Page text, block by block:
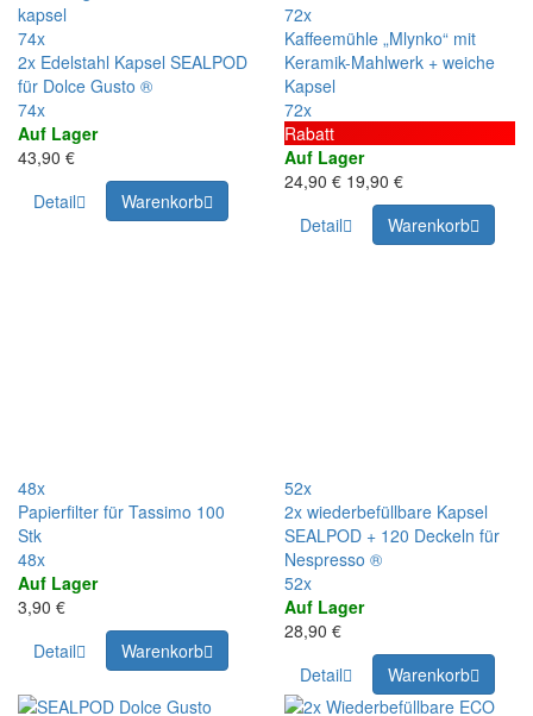
74x
2x Edelstahl Kapsel SEALPOD
für Dolce Gusto ®
74x
Auf Lager
43,90 €
Detail
Warenkorb
72x
Kaffeemühle „Mlynko“ mit
Keramik-Mahlwerk + weiche
Kapsel
72x
Rabatt
Auf Lager
24,90 € 19,90 €
Detail
Warenkorb
48x
Papierfilter für Tassimo 100
Stk
48x
Auf Lager
3,90 €
Detail
Warenkorb
52x
2x wiederbefüllbare Kapsel
SEALPOD + 120 Deckeln für
Nespresso ®
52x
Auf Lager
28,90 €
Detail
Warenkorb